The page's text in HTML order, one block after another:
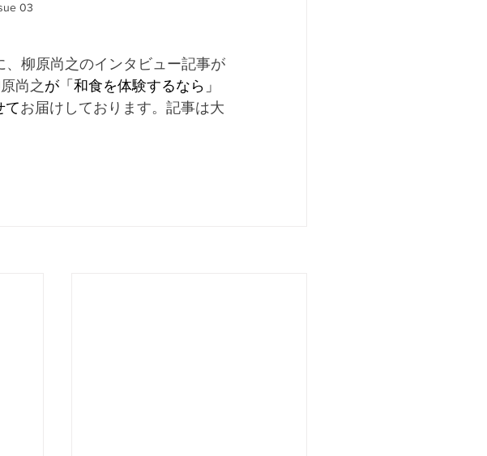
03
、柳原尚之のインタビュー記事が
尚之 が「和食を体験するなら」
てお届けしております。記事は大